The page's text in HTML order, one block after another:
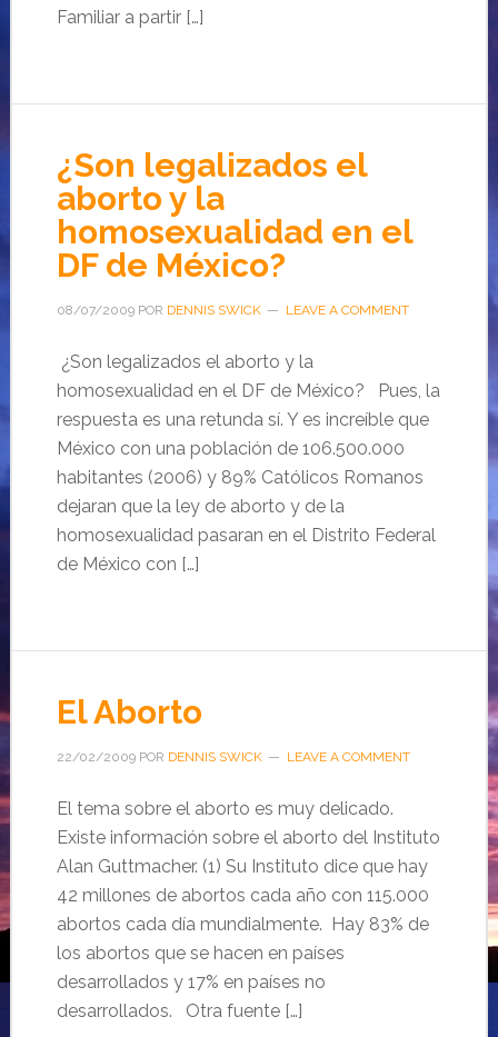
Familiar a partir […]
¿Son legalizados el
aborto y la
homosexualidad en el
DF de México?
08/07/2009POR DENNIS SWICK LEAVE A COMMENT
¿Son legalizados el aborto y la
homosexualidad en el DF de México? Pues, la
respuesta es una retunda sí. Y es increíble que
México con una población de 106.500.000
habitantes (2006) y 89% Católicos Romanos
dejaran que la ley de aborto y de la
homosexualidad pasaran en el Distrito Federal
de México con […]
El Aborto
22/02/2009POR DENNIS SWICK LEAVE A COMMENT
El tema sobre el aborto es muy delicado.
Existe información sobre el aborto del Instituto
Alan Guttmacher. (1) Su Instituto dice que hay
42 millones de abortos cada año con 115.000
abortos cada día mundialmente. Hay 83% de
los abortos que se hacen en países
desarrollados y 17% en países no
desarrollados. Otra fuente […]